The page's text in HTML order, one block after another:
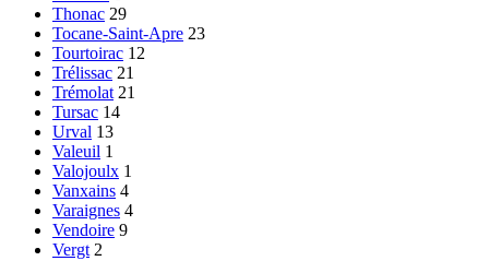
Thonac 29
Tocane-Saint-Apre 23
Tourtoirac 12
Trélissac 21
Trémolat 21
Tursac 14
Urval 13
Valeuil 1
Valojoulx 1
Vanxains 4
Varaignes 4
Vendoire 9
Vergt 2